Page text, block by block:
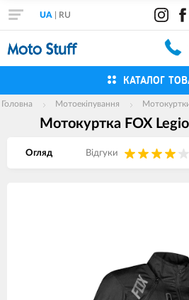
UA RU
КАТАЛОГ
Головна Мотоекіпування
Мотокуртка FOX
Огляд Вiдгуки